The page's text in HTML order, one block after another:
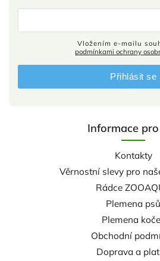
Informace
Kontakty
Věrnostní slevy pro
Rádce
Plemena psů
Plemena
Obchodní
Doprava a
podmínkami ochrany
Přihlásit se